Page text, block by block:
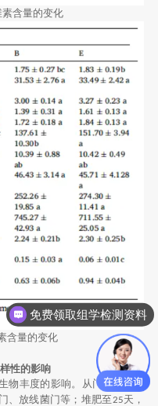
含量的变化
含量的变化
性的影响
物丰度的影响。从门水平看，
、放线菌门等；堆肥至25天，
免费领取组学检测资料